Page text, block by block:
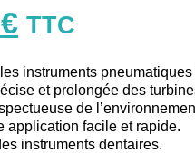
€ TTC
instruments pneumatiques
et prolongée des
de
application facile et rapide.
instruments dentaires.